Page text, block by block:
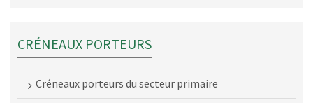
CRÉNEAUX PORTEURS
Créneaux porteurs du secteur primaire